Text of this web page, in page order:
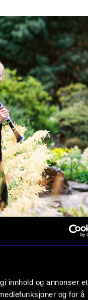
innhold og annonser et
og for å